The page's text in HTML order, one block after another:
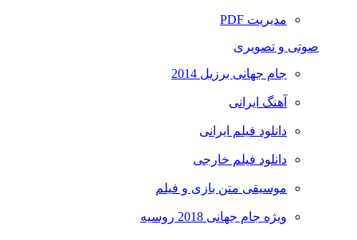
مدیریت PDF
صوتی و تصویری
جام جهانی برزیل 2014
آهنگ ایرانی
دانلود فیلم ایرانی
دانلود فیلم خارجی
موسیقی متن بازی و فیلم
ویژه جام جهانی 2018 روسیه